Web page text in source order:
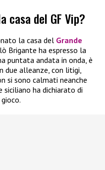
casa del GF Vip?
la casa del Grande
Brigante ha espresso la
puntata andata in onda, è
due alleanze, con litigi,
si sono calmati neanche
ha dichiarato di